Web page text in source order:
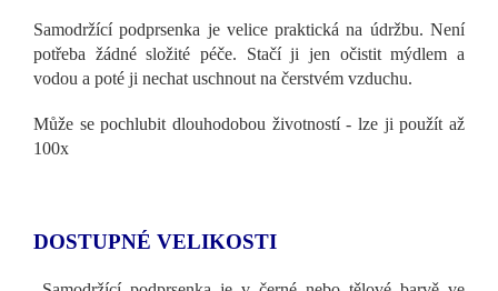
Samodržící podprsenka je velice praktická na údržbu. Není
potřeba žádné složité péče. Stačí ji jen očistit mýdlem a
vodou a poté ji nechat uschnout na čerstvém vzduchu.
Může se pochlubit dlouhodobou životností - lze ji použít až
100x
DOSTUPNÉ VELIKOSTI